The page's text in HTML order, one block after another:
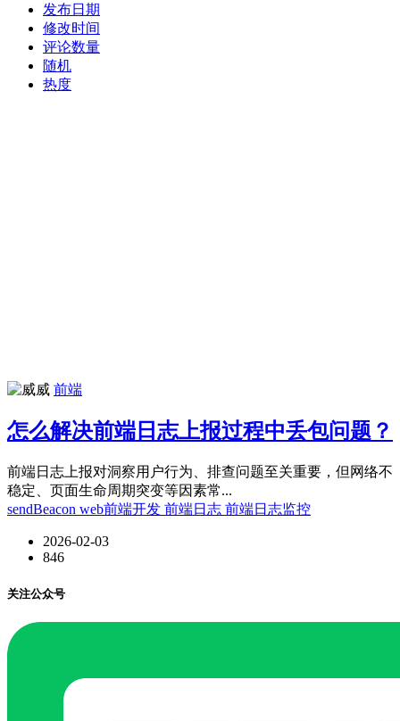
发布日期
修改时间
评论数量
随机
热度
威 前端
怎么解决前端日志上报过程中丢包问题？
前端日志上报对洞察用户行为、排查问题至关重要，但网络不
稳定、页面生命周期突变等因素常...
sendBeacon web前端开发 前端日志 前端日志监控
2026-02-03
846
关注公众号